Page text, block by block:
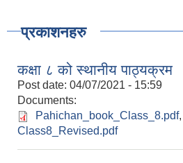
प्रकाशनहरु
कक्षा ८ को स्थानीय पाठ्यक्रम
Post date: 04/07/2021 - 15:59
Documents:
Pahichan_book_Class_8.pdf,
Class8_Revised.pdf